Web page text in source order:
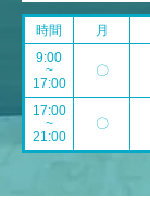
時間 月
9:00
~
17:00
〇
17:00
~
21:00
〇